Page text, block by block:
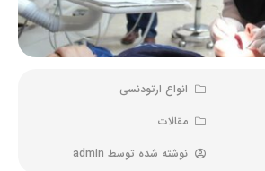
انواع ارتودنسی
مقالات
نوشته شده توسط admin